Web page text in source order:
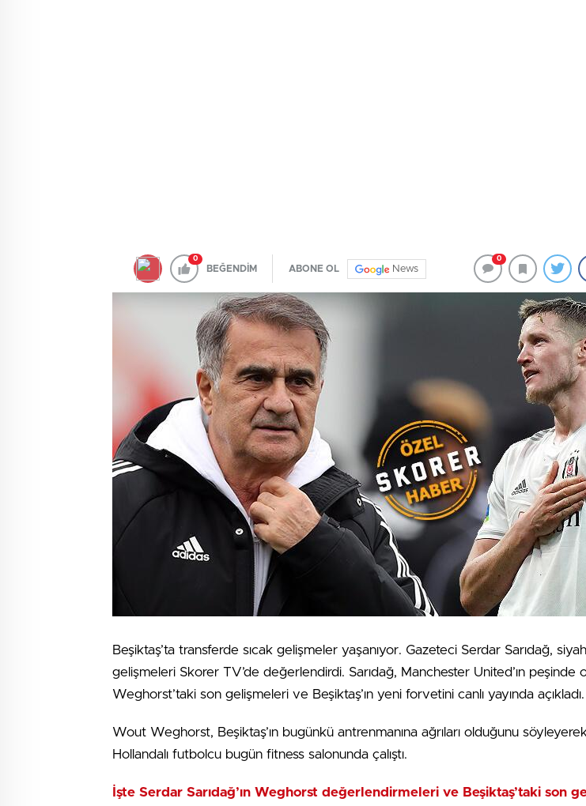
0
BEĞENDİM ABONE OL News
0
Beşiktaş’ta transferde sıcak gelişmeler yaşanıyor. Gazeteci Serdar Sarıdağ,
gelişmeleri Skorer TV’de değerlendirdi. Sarıdağ, Manchester United’ın peşinde
Weghorst’taki son gelişmeleri ve Beşiktaş’ın yeni forvetini canlı yayında açıkladı.
Wout Weghorst, Beşiktaş’ın bugünkü antrenmanına ağrıları olduğunu söyleyerek
Hollandalı futbolcu bugün fitness salonunda çalıştı.
İşte Serdar Sarıdağ’ın Weghorst değerlendirmeleri ve Beşiktaş’taki son